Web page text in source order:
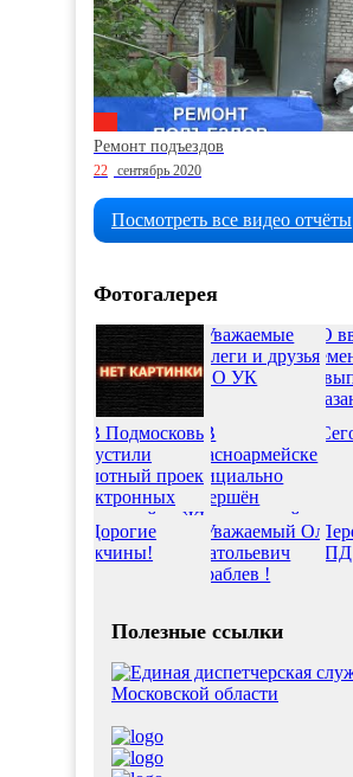
Ремонт подъездов
22 сентябрь 2020
Посмотреть все видео отчёты
Фотогалерея
Полезные ссылки